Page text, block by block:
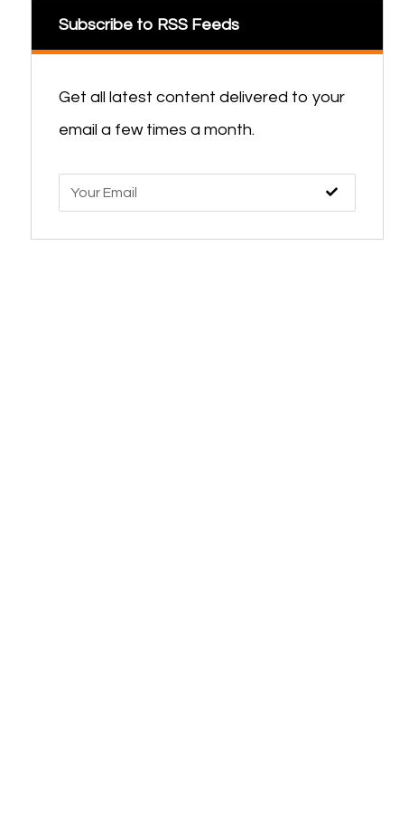
Subscribe to RSS Feeds
Get all latest content delivered to your
email a few times a month.